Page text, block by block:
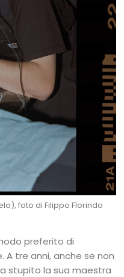
foto di Filippo Florindo
preferito di
A tre anni, anche se non
stupito la sua maestra